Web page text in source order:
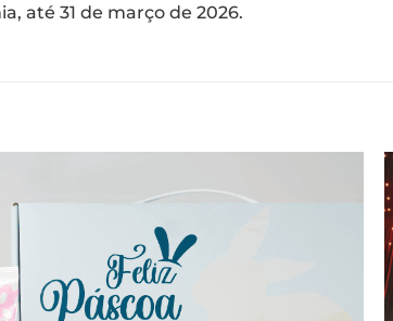
até 31 de março de 2026.